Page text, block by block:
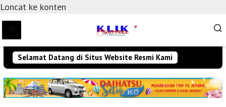
Loncat ke konten
Selamat Datang di Situs Website Resmi Kami